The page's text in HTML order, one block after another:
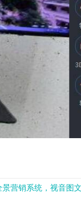
营销系统，视音图